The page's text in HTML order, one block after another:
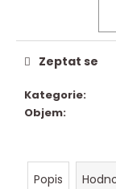
Kategorie:
Objem:
Zeptat se
Popis
m